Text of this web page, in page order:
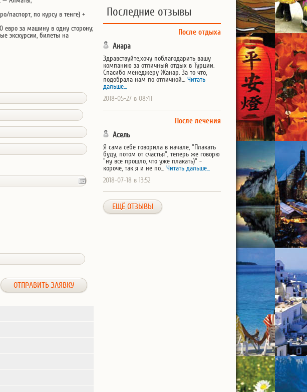
паспорт, по курсу в тенге) +
евро за машину в одну сторону;
экскурсии, билеты на
Последние отзывы
После отдыха
Анара
Здравствуйте,хочу поблагодарить вашу
компанию за отличный отдых в Турции.
Спасибо менеджеру Жанар. За то что,
подобрала нам по отличной… Читать
дальше...
2018-05-27 в 08:41
После лечения
Асель
Я сама себе говорила в начале, "Плакать
буду, потом от счастья", теперь же говорю
"ну все прошло, что уже плакать)" -
короче, так я и не по… Читать дальше...
2018-07-18 в 13:52
ЕЩЁ ОТЗЫВЫ